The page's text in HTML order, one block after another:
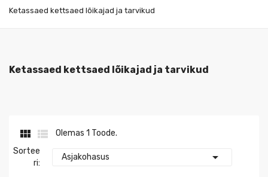
Ketassaed kettsaed lõikajad ja tarvikud
Ketassaed kettsaed lõikajad ja tarvikud
 
Olemas 1 Toode.
Sortee
Ri:
Asjakohasus 